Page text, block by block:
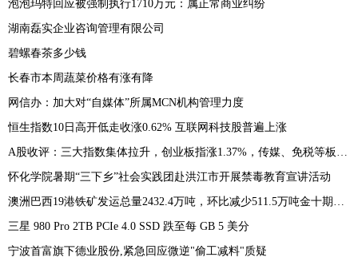
泡泡玛特回应被强制执行1710万元：属正常商业纠纷
湖南磊实企业咨询管理有限公司
碧螺春茶多少钱
长春市本周蔬菜价格有涨有降
网信办：加大对“自媒体”所属MCN机构管理力度
恒生指数10日高开低走收涨0.62% 互联网科技股普遍上涨
A股收评：三大指数集体拉升，创业板指涨1.37%，传媒、免税等板块表现活跃
怀化学院暑期“三下乡”社会实践团赴洪江市开展禁毒教育宣讲活动
澳洲巴西19港铁矿发运总量2432.4万吨，环比减少511.5万吨金十期货07月10日讯，7月3日-7月9日Mysteel澳洲巴西19港铁矿发运总量2432.4万吨，环比减少511.5万吨
三星 980 Pro 2TB PCIe 4.0 SSD 跌至每 GB 5 美分
宁波首富旗下德业股份,紧急回应微逆"偷工减料"质疑